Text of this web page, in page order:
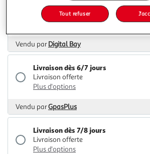
Livraison dès 6/7 jours
Livraison offerte
Plus d'options
Vendu parDigital Bay
Livraison dès 6/7 jours
Livraison offerte
Plus d'options
Vendu parGpasPlus
Livraison dès 7/8 jours
Livraison offerte
Plus d'options
Tout refuser